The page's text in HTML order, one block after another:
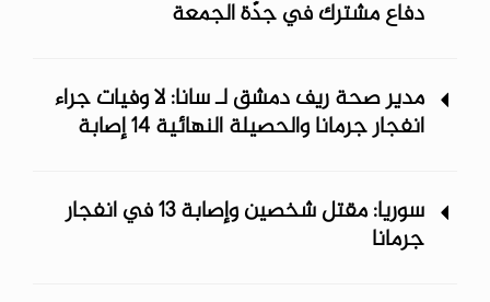
دفاع مشترك في جدّة الجمعة
مدير صحة ريف دمشق لـ سانا: لا وفيات جراء
انفجار جرمانا والحصيلة النهائية 14 إصابة
سوريا: مقتل شخصين وإصابة 13 في انفجار
جرمانا